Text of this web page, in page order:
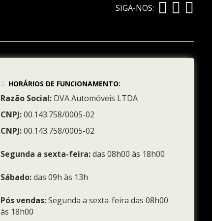
SIGA-NOS:
HORÁRIOS DE FUNCIONAMENTO:
Razão Social: DVA Automóveis LTDA
CNPJ:00.143.758/0005-02
CNPJ:00.143.758/0005-02
Segunda a sexta-feira:das 08h00 às 18h00
Sábado:das 09h às 13h
Pós vendas:Segunda a sexta-feira das 08h00
às 18h00